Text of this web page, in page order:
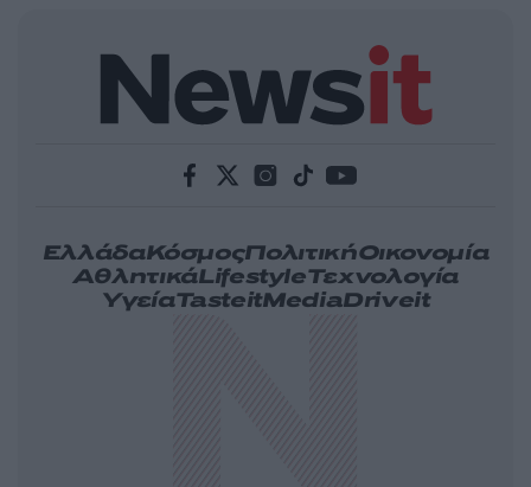
ΕλλάδαΚόσμοςΠολιτικήΟικονομία
ΑθλητικάLifestyleΤεχνολογία
ΥγείαTasteitMediaDriveit